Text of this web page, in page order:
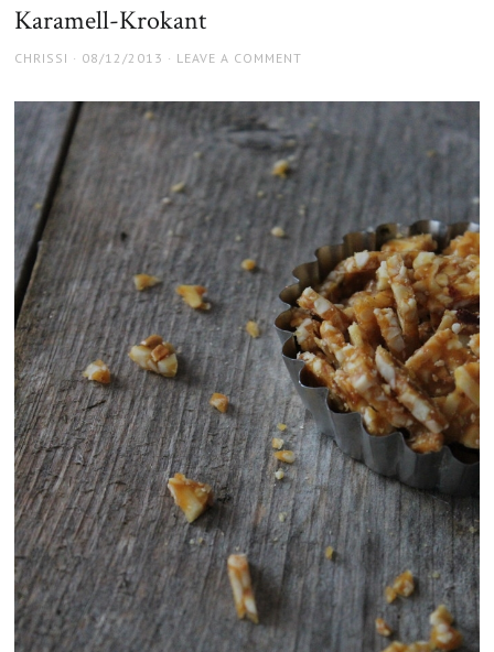
Karamell-Krokant
AUTHOR
CHRISSI
POSTED
08/12/2013 LEAVE A COMMENT